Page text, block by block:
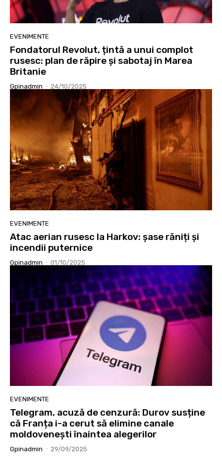
EVENIMENTE
Fondatorul Revolut, țintă a unui complot
rusesc: plan de răpire și sabotaj în Marea
Britanie
Gpinadmin - 24/10/2025
EVENIMENTE
Atac aerian rusesc la Harkov: șase răniți și
incendii puternice
Gpinadmin - 01/10/2025
EVENIMENTE
Telegram, acuză de cenzură: Durov susține
că Franța i-a cerut să elimine canale
moldovenești înaintea alegerilor
Gpinadmin - 29/09/2025